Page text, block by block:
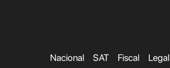
Nacional SAT Fiscal Legal